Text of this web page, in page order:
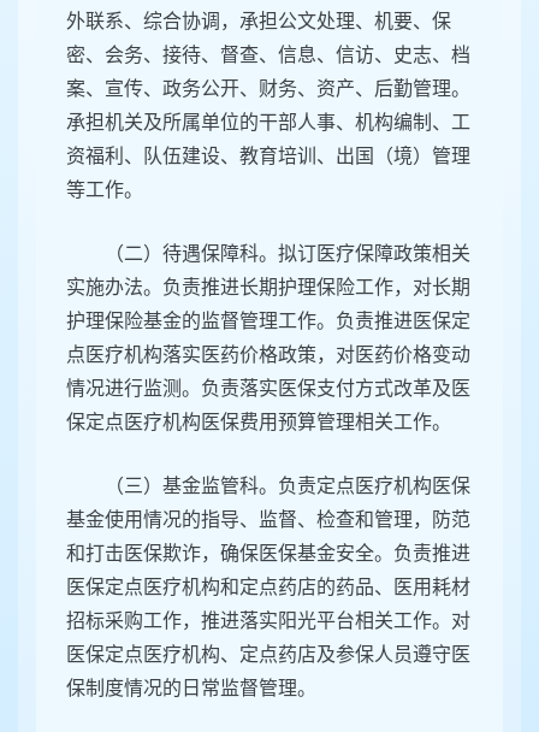
外联系、综合协调，承担公文处理、机要、保
密、会务、接待、督查、信息、信访、史志、档
案、宣传、政务公开、财务、资产、后勤管理。
承担机关及所属单位的干部人事、机构编制、工
资福利、队伍建设、教育培训、出国（境）管理
等工作。
（二）待遇保障科。拟订医疗保障政策相关
实施办法。负责推进长期护理保险工作，对长期
护理保险基金的监督管理工作。负责推进医保定
点医疗机构落实医药价格政策，对医药价格变动
情况进行监测。负责落实医保支付方式改革及医
保定点医疗机构医保费用预算管理相关工作。
（三）基金监管科。负责定点医疗机构医保
基金使用情况的指导、监督、检查和管理，防范
和打击医保欺诈，确保医保基金安全。负责推进
医保定点医疗机构和定点药店的药品、医用耗材
招标采购工作，推进落实阳光平台相关工作。对
医保定点医疗机构、定点药店及参保人员遵守医
保制度情况的日常监督管理。